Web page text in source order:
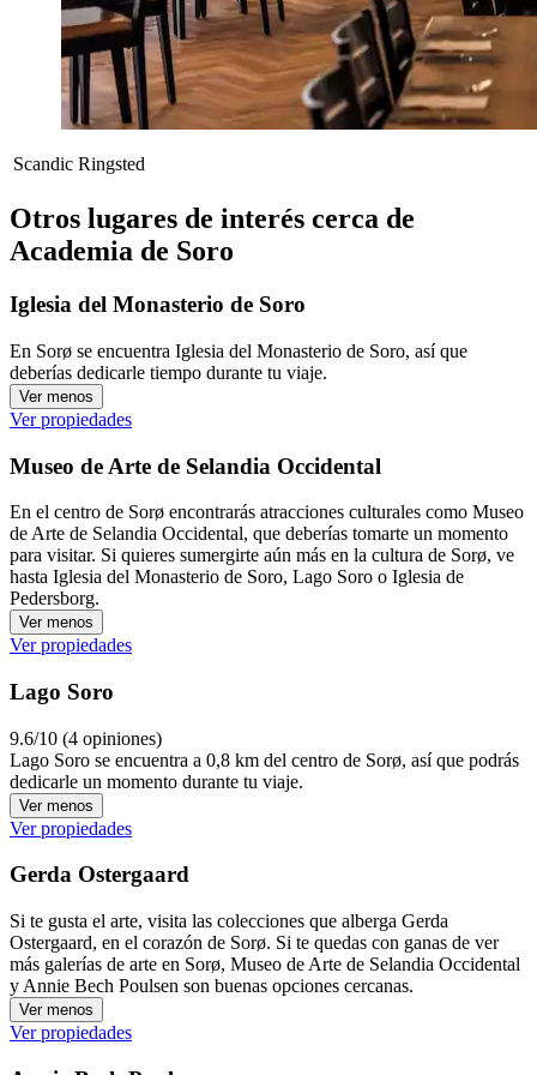
Scandic Ringsted
Otros lugares de interés cerca de
Academia de Soro
Iglesia del Monasterio de Soro
En Sorø se encuentra Iglesia del Monasterio de Soro, así que
deberías dedicarle tiempo durante tu viaje.
Ver menos
Ver propiedades
Museo de Arte de Selandia Occidental
En el centro de Sorø encontrarás atracciones culturales como Museo
de Arte de Selandia Occidental, que deberías tomarte un momento
para visitar. Si quieres sumergirte aún más en la cultura de Sorø, ve
hasta Iglesia del Monasterio de Soro, Lago Soro o Iglesia de
Pedersborg.
Ver menos
Ver propiedades
Lago Soro
9.6/10 (4 opiniones)
Lago Soro se encuentra a 0,8 km del centro de Sorø, así que podrás
dedicarle un momento durante tu viaje.
Ver menos
Ver propiedades
Gerda Ostergaard
Si te gusta el arte, visita las colecciones que alberga Gerda
Ostergaard, en el corazón de Sorø. Si te quedas con ganas de ver
más galerías de arte en Sorø, Museo de Arte de Selandia Occidental
y Annie Bech Poulsen son buenas opciones cercanas.
Ver menos
Ver propiedades